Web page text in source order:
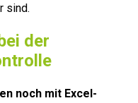
sind.
der
noch mit Excel-